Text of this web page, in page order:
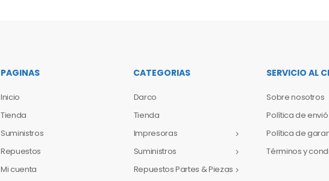
PAGINAS
Inicio
Tienda
Suministros
Repuestos
Mi cuenta
CATEGORIAS
Darco
Tienda
Impresoras
Suministros
Repuestos Partes & Piezas
SERVICIO AL
Sobre nosotros
Política de envió
Política de
Términos y